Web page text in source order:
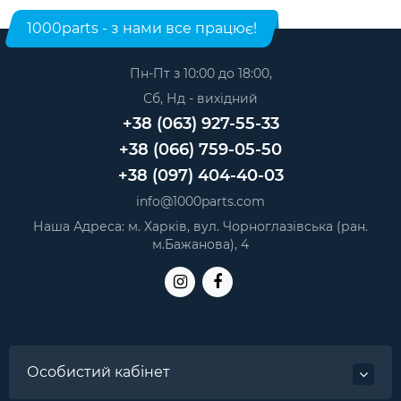
1000parts - з нами все працює!
Пн-Пт з 10:00 до 18:00,
Сб, Нд - вихідний
+38 (063) 927-55-33
+38 (066) 759-05-50
+38 (097) 404-40-03
info@1000parts.com
Наша Адреса: м. Харків, вул. Чорноглазівська (ран.
м.Бажанова), 4
Особистий кабінет